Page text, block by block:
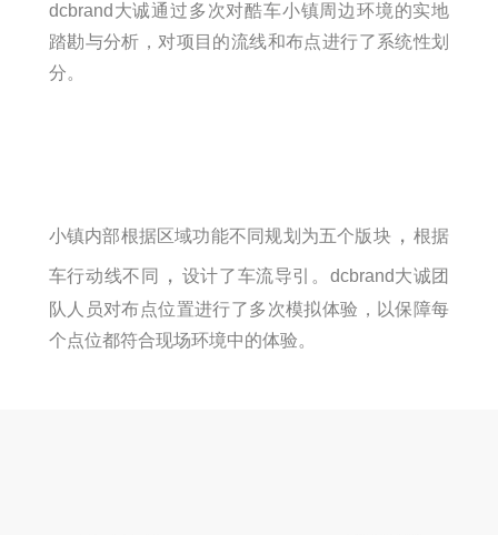
dcbrand大诚通过多次对酷车小镇周边环境的实地
踏勘与分析，对项目的流线和布点进行了系统性划
分。
小镇内部根据区域功能不同规划为五个版块， 根据
车行动线不同 ， 设计了车流导引。dcbrand大诚团
队人员对布点位置进行了多次模拟体验，以保障每
个点位都符合现场环境中的体验。